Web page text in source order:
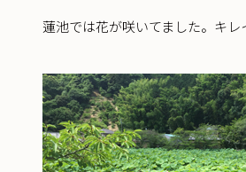
蓮池では花が咲いてました。キレ